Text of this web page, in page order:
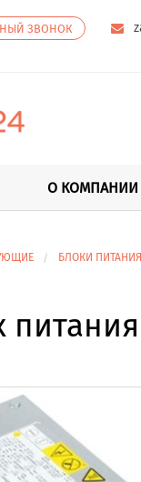
ЗВОНОК
О КОМПАНИИ
БЛОКИ ПИТАНИЯ